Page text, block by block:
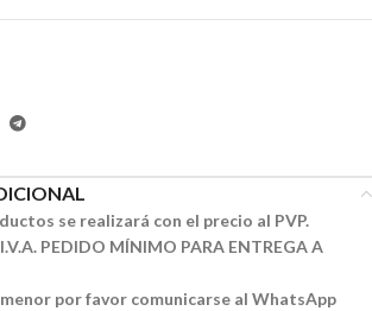
se realizará con el precio al PVP.
PEDIDO MÍNIMO PARA ENTREGA A
por favor comunicarse al WhatsApp